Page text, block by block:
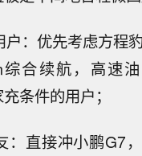
户：优先考虑方程
综合续航，高速
条件的用户；
：直接冲小鹏G7